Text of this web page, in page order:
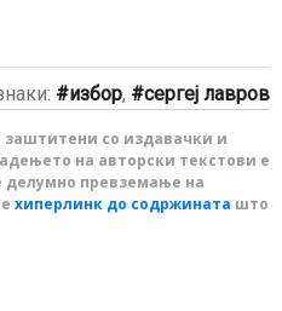
избор, сергеј лавров
заштитени со издавачки и
на авторски текстови е
делумно превземање на
хиперлинк до содржината што